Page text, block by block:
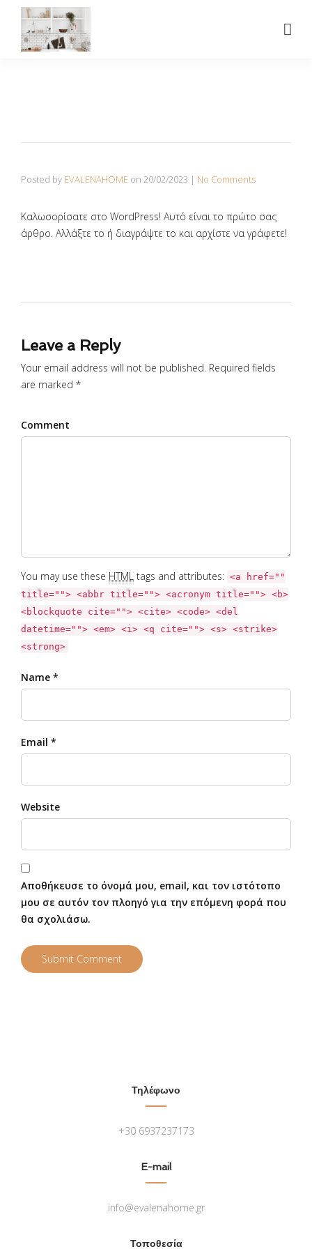
Posted by EVALENAHOME on 20/02/2023 | No Comments
Καλωσορίσατε στο WordPress! Αυτό είναι το πρώτο σας
άρθρο. Αλλάξτε το ή διαγράψτε το και αρχίστε να γράφετε!
Leave a Reply
Your email address will not be published. Required fields
are marked *
Comment
You may use these HTML tags and attributes: <a href=""
title=""> <abbr title=""> <acronym title=""> <b>
<blockquote cite=""> <cite> <code> <del
datetime=""> <em> <i> <q cite=""> <s> <strike>
<strong>
Name *
Email *
Website
Αποθήκευσε το όνομά μου, email, και τον ιστότοπο
μου σε αυτόν τον πλοηγό για την επόμενη φορά που
θα σχολιάσω.
Τηλέφωνο
+30 6937237173
E-mail
info@evalenahome.gr
Τοποθεσία